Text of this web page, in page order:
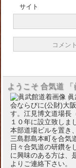
サイト
ようこそ 合気道
会ならびに(公財)大
す。江見博文道場長
１０年に設立致しま
本部道場ビルを置き
三島郡島本町を合気
日々合気道の研鑽を
に興味のある方は、
よりご連絡下さい。